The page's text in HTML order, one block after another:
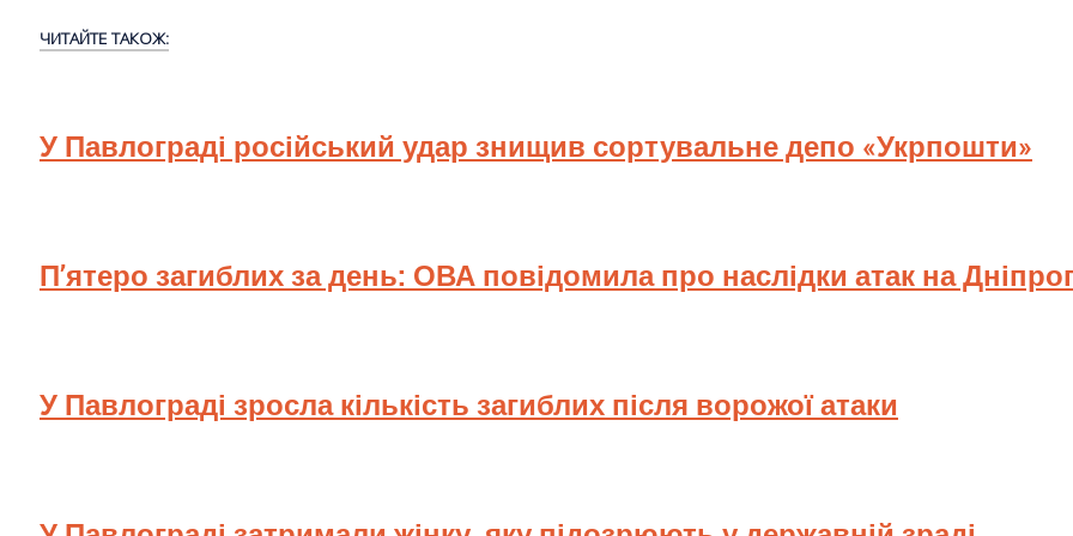
ЧИТАЙТЕ ТАКОЖ:
У Павлограді російський удар знищив сортувальне депо «Укрпошти»
П’ятеро загиблих за день: ОВА повідомила про наслідки атак на
У Павлограді зросла кількість загиблих після ворожої атаки